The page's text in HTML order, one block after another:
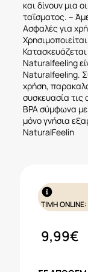
και δίνουν μια
ταΐσματος. –
Ασφαλές για
Naturalfeeling
Naturalfeeling.
χρήση,
συσκευασία τις
BPA σύμφωνα με
μόνο γνήσια
NaturalFeelin
ΤΙΜΗ ONLINE:
9,99€